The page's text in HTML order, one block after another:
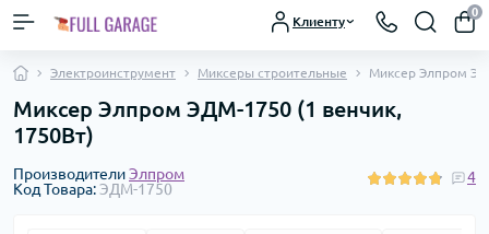
Клиенту
0
Электроинструмент Миксеры строительные Миксер Элпром
Миксер Элпром ЭДМ-1750 (1 венчик,
1750Вт)
ПроизводителиЭлпром
Код Товара:ЭДМ-1750
4